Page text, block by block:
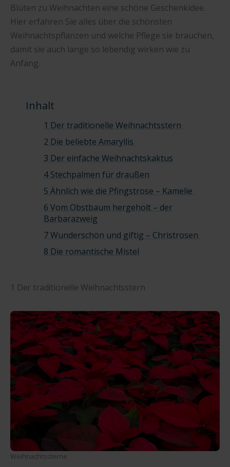
Blüten zu Weihnachten eine schöne Geschenkidee.
Hier erfahren Sie alles über die schönsten
Weihnachtspflanzen und welche Pflege sie brauchen,
damit sie auch lange so lebendig wirken wie zu
Anfang.
Inhalt
1 Der traditionelle Weihnachtsstern
2 Die beliebte Amaryllis
3 Der einfache Weihnachtskaktus
4 Stechpalmen für draußen
5 Ähnlich wie die Pfingstrose – Kamelie
6 Vom Obstbaum hergeholt – der
Barbarazweig
7 Wunderschön und giftig – Christrosen
8 Die romantische Mistel
1 Der traditionelle Weihnachtsstern
Weihnachtssterne